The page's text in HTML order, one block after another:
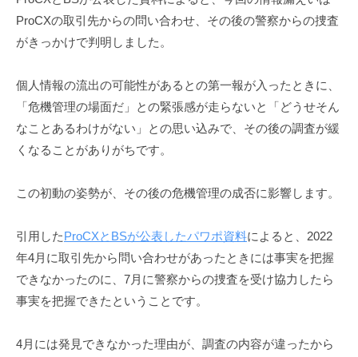
ProCXの取引先からの問い合わせ、その後の警察からの捜査
がきっかけで判明しました。
個人情報の流出の可能性があるとの第一報が入ったときに、
「危機管理の場面だ」との緊張感が走らないと「どうせそん
なことあるわけがない」との思い込みで、その後の調査が緩
くなることがありがちです。
この初動の姿勢が、その後の危機管理の成否に影響します。
引用したProCXとBSが公表したパワポ資料によると、2022
年4月に取引先から問い合わせがあったときには事実を把握
できなかったのに、7月に警察からの捜査を受け協力したら
事実を把握できたということです。
4月には発見できなかった理由が、調査の内容が違ったから